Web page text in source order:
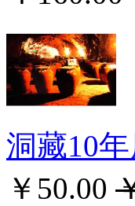
洞藏10
￥50.00